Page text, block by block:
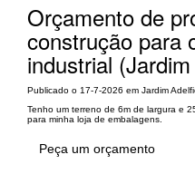
Orçamento de
construção para
industrial
Publicado o 17-7-2026 em Jardim
Tenho um terreno de 6m de largura e
para minha loja de embalagens.
Peça um orçamento